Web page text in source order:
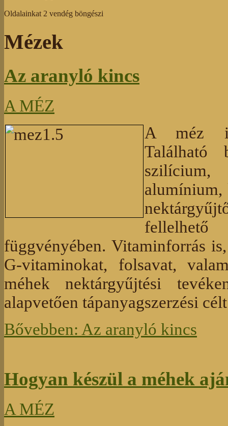
Oldalainkat 2 vendég böngészi
Mézek
Az aranyló kincs
A MÉZ
A méz
Található
szilícium,
alumínium,
függvényében. Vitaminforrás
G-vitaminokat, folsavat,
méhek nektárgyűjtési
alapvetően tápanyagszerzési
Bővebben: Az aranyló kincs
Hogyan készül a méhek
A MÉZ